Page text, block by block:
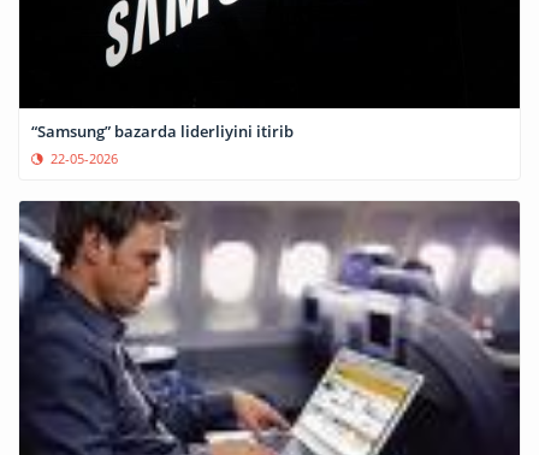
“Samsung” bazarda liderliyini itirib
22-05-2026